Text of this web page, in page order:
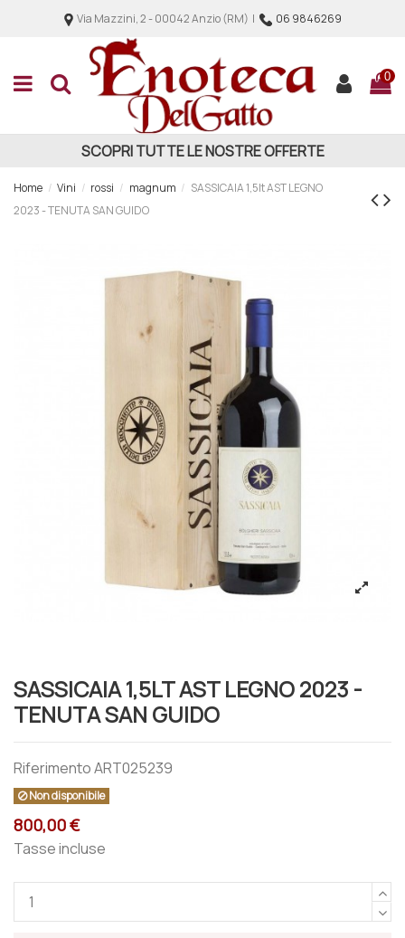
Via Mazzini, 2 - 00042 Anzio (RM) | 06 9846269
0
SCOPRI TUTTE LE NOSTRE OFFERTE
Home Vini rossi magnum
SASSICAIA 1,5lt AST LEGNO
2023 - TENUTA SAN GUIDO
SASSICAIA 1,5LT AST LEGNO 2023 -
TENUTA SAN GUIDO
RiferimentoART025239
Non disponibile
800,00 €
Tasse incluse